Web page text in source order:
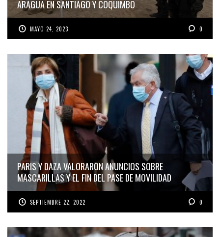
ARAGUA EN SANTIAGO Y COQUIMBO
MAYO 24, 2023 0
PARIS Y DAZA VALORARON ANUNCIOS SOBRE
MASCARILLAS Y EL FIN DEL PASE DE MOVILIDAD
SEPTIEMBRE 22, 2022 0